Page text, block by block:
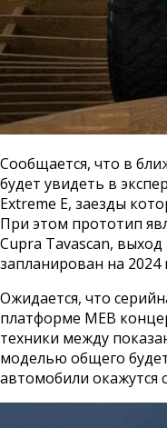
Сообщается, что в
будет увидеть в
Extreme E, заезды
При этом прототип
Cupra Tavascan,
запланирован на 2024
Ожидается, что
платформе MEB
техники между
моделью общего
автомобили окажутся